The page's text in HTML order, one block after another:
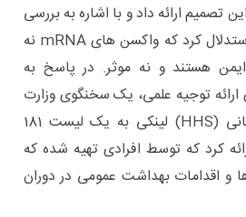
تصمیم ارائه داد و با اشاره به بررسی
“کارشناسان” ناشناس، استدلال کرد که واکسن های mRNA نه
ایمن هستند و نه موثر. در پاسخ به
توجیه علمی، یک سخنگوی وزارت
بهداشت و خدمات انسانی (HHS) لینکی به یک لیست 181
کرد که توسط افرادی تهیه شده که
و اقدامات بهداشت عمومی در دوران